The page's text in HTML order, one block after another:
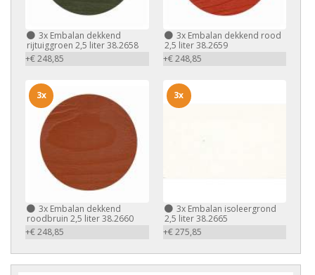
3x Embalan dekkend
rijtuiggroen 2,5 liter 38.2658
+€ 248,85
3xEmbalan dekkend rood
2,5 liter 38.2659
+€ 248,85
3x Embalan dekkend
roodbruin 2,5 liter 38.2660
+€ 248,85
3x
3xEmbalan isoleergrond
2,5 liter 38.2665
+€ 275,85
3x